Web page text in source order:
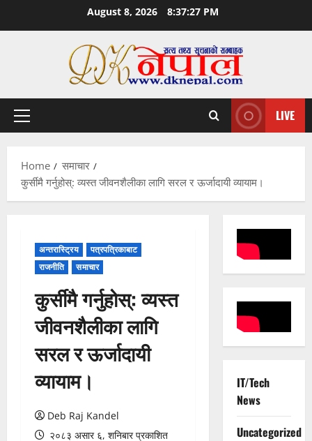
August 8, 2026 8:37:27 PM
Primary
LIVE
Home
समाचार
कुर्सीमै गर्नुहोस्: व्यस्त जीवनशैलीका लागि सरल र ऊर्जादायी व्यायाम।
अन्तरास्ट्रिय
पत्रपत्रिकाबाट
राजनीति
समाचार
कुर्सीमै गर्नुहोस्: व्यस्त
जीवनशैलीका लागि
सरल र ऊर्जादायी
व्यायाम।
Deb Raj Kandel
२०८३ असार ६, शनिबार प्रकाशित
IT/Tech
News
Uncategorized